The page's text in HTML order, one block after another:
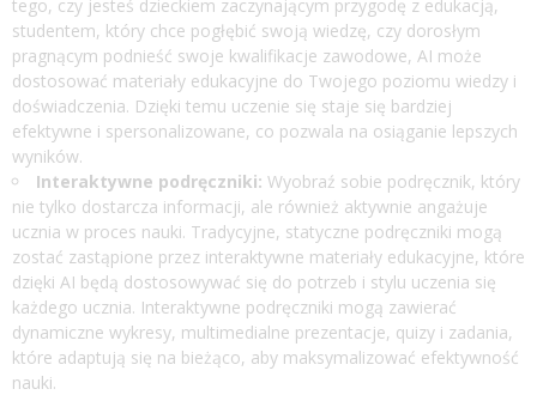
tego, czy jesteś dzieckiem zaczynającym przygodę z edukacją,
studentem, który chce pogłębić swoją wiedzę, czy dorosłym
pragnącym podnieść swoje kwalifikacje zawodowe, AI może
dostosować materiały edukacyjne do Twojego poziomu wiedzy i
doświadczenia. Dzięki temu uczenie się staje się bardziej
efektywne i spersonalizowane, co pozwala na osiąganie lepszych
wyników.
Interaktywne podręczniki: Wyobraź sobie podręcznik, który
nie tylko dostarcza informacji, ale również aktywnie angażuje
ucznia w proces nauki. Tradycyjne, statyczne podręczniki mogą
zostać zastąpione przez interaktywne materiały edukacyjne, które
dzięki AI będą dostosowywać się do potrzeb i stylu uczenia się
każdego ucznia. Interaktywne podręczniki mogą zawierać
dynamiczne wykresy, multimedialne prezentacje, quizy i zadania,
które adaptują się na bieżąco, aby maksymalizować efektywność
nauki.